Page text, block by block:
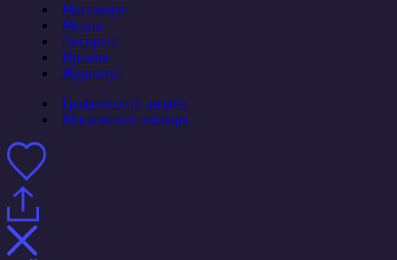
Магазинус
Медиа
Экспресс
Иронов
Журналус
Графический дизайн
Московский зоопарк